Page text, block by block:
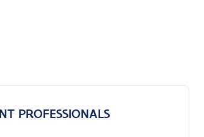
PROFESSIONALS